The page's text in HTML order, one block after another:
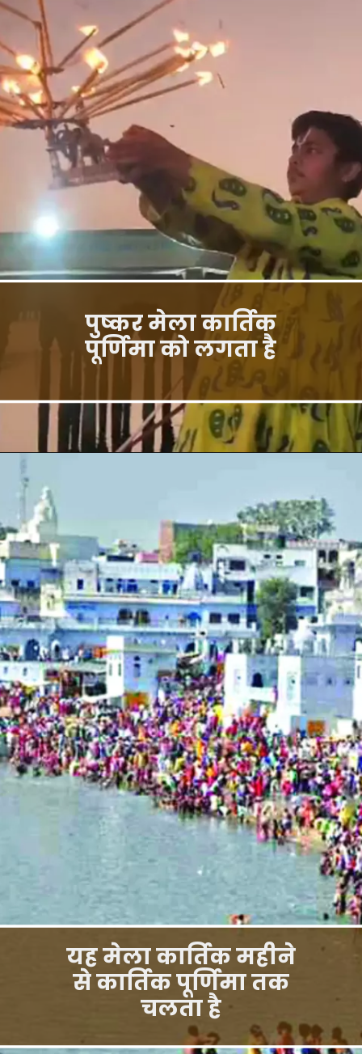
पुष्कर मेला कार्तिक
यह मेला कार्तिक महीने
से कार्तिक पूर्णिमा तक
चलता है